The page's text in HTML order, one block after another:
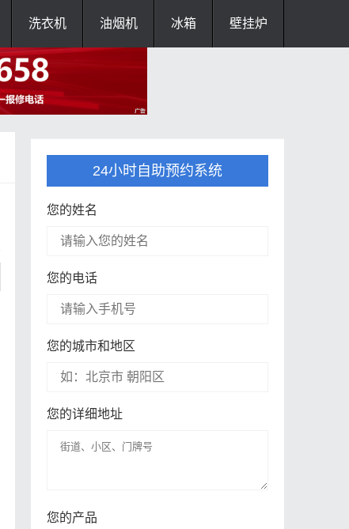
洗衣机 油烟机 冰箱 壁挂炉
24小时自助预约系统
您的姓名
您的电话
您的城市和地区
您的详细地址
您的产品